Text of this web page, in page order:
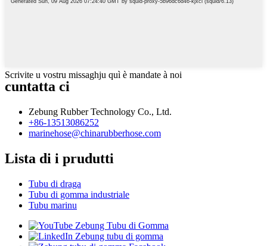
Scrivite u vostru missaghju quì è mandate à noi
cuntatta ci
Zebung Rubber Technology Co., Ltd.
+86-13513086252
marinehose@chinarubberhose.com
Lista di i prudutti
Tubu di draga
Tubu di gomma industriale
Tubu marinu